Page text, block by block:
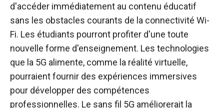
d'accéder immédiatement au contenu éducatif
sans les obstacles courants de la connectivité Wi-
Fi. Les étudiants pourront profiter d'une toute
nouvelle forme d'enseignement. Les technologies
que la 5G alimente, comme la réalité virtuelle,
pourraient fournir des expériences immersives
pour développer des compétences
professionnelles. Le sans fil 5G améliorerait la